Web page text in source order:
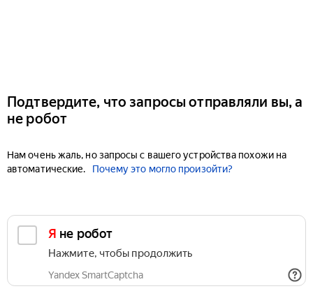
Подтвердите, что запросы отправляли вы, а
не робот
Нам очень жаль, но запросы с вашего устройства похожи на
автоматические.
Почему это могло произойти?
Я не робот
Нажмите, чтобы продолжить
Yandex SmartCaptcha